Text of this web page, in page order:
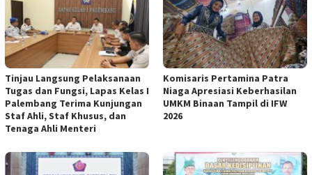
Tinjau Langsung Pelaksanaan
Tugas dan Fungsi, Lapas Kelas I
Palembang Terima Kunjungan
Staf Ahli, Staf Khusus, dan
Tenaga Ahli Menteri
Komisaris Pertamina Patra
Niaga Apresiasi Keberhasilan
UMKM Binaan Tampil di IFW
2026